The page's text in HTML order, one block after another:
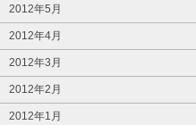
2012年5月
2012年4月
2012年3月
2012年2月
2012年1月